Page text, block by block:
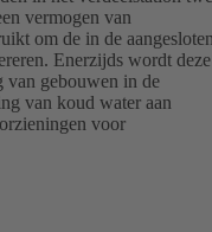
vermogen van
om de in de
Enerzijds wordt deze
van gebouwen in de
van koud water aan
voor